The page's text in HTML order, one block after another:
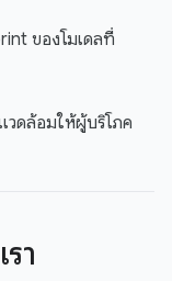
ของโมเดลที่
วดล้อมให้ผู้บริโภค
า